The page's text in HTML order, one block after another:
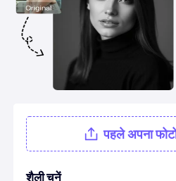
बैकग्राउंड रिमूवर
फोटो एन्हांसर
पासपोर्ट फोटो निर्माता
पहले अपना
शैली चुनें